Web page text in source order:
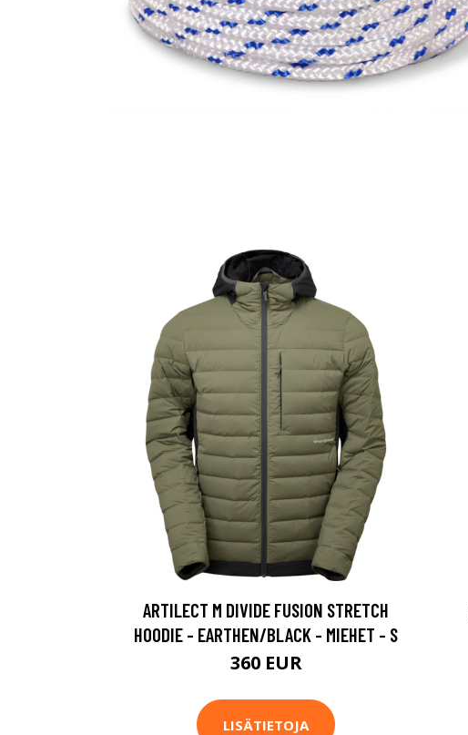
ARTILECT M DIVIDE FUSION STRETCH
HOODIE - EARTHEN/BLACK - MIEHET - S
360 EUR
LISÄTIETOJA